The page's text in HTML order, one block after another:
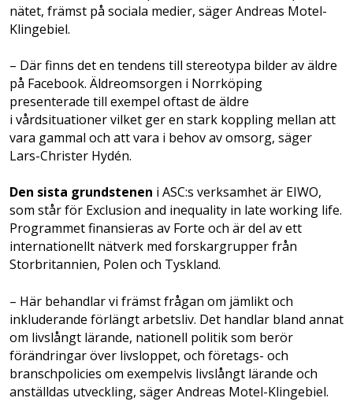
nätet, främst på sociala medier, säger Andreas Motel-
Klingebiel.
– Där finns det en tendens till stereotypa bilder av äldre
på Facebook. Äldreomsorgen i Norrköping
presenterade till exempel oftast de äldre
i vårdsituationer vilket ger en stark koppling mellan att
vara gammal och att vara i behov av omsorg, säger
Lars-Christer Hydén.
Den sista grundstenen i ASC:s verksamhet är EIWO,
som står för Exclusion and inequality in late working life.
Programmet finansieras av Forte och är del av ett
internationellt nätverk med forskargrupper från
Storbritannien, Polen och Tyskland.
– Här behandlar vi främst frågan om jämlikt och
inkluderande förlängt arbetsliv. Det handlar bland annat
om livslångt lärande, nationell politik som berör
förändringar över livsloppet, och företags- och
branschpolicies om exempelvis livslångt lärande och
anställdas utveckling, säger Andreas Motel-Klingebiel.